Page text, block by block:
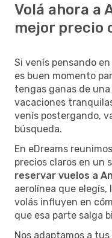
Volá ahora a
mejor precio
Si venís pensando en
es buen momento
tengas ganas de
vacaciones
venís postergando,
búsqueda.
En eDreams
precios claros en un
reservar vuelos a
aerolínea que
volás influyen en
que esa parte salga
Nos adaptamos a